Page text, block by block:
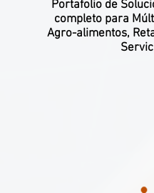
Portafolio de
completo para
Agro-alimentos,